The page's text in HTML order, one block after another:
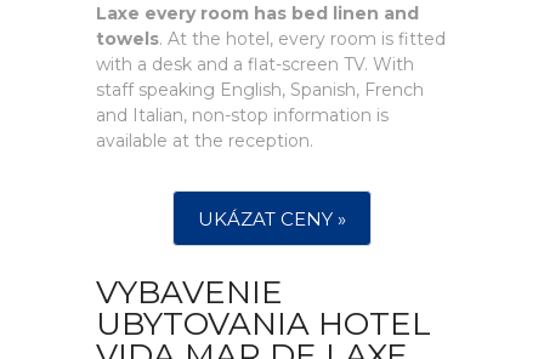
Laxe every room has bed linen and
towels. At the hotel, every room is fitted
with a desk and a flat-screen TV. With
staff speaking English, Spanish, French
and Italian, non-stop information is
available at the reception.
UKÁZAT CENY »
VYBAVENIE
UBYTOVANIA HOTEL